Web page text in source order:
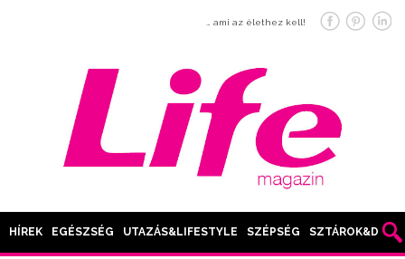
… ami az élethez kell!
HÍREK EGÉSZSÉG UTAZÁS&LIFESTYLE SZÉPSÉG SZTÁROK&DIVAT